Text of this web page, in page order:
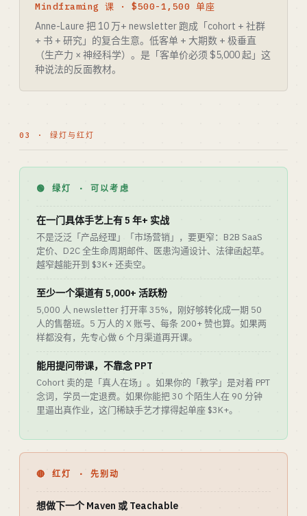
Mindframing 课 · $500-1,500 单座
Anne-Laure 把 10 万+ newsletter 跑成「cohort + 社群
+ 书 + 研究」的复合生意。低客单 + 大期数 + 极垂直
（生产力 × 神经科学）。是「客单价必须 $5,000 起」这
种说法的反面教材。
03 · 绿灯与红灯
🟢 绿灯 · 可以考虑
在一门具体手艺上有 5 年+ 实战
不是泛泛「产品经理」「市场营销」，要更窄：B2B SaaS
定价、D2C 全生命周期邮件、医患沟通设计、法律函起草。
越窄越能开到 $3K+ 还卖空。
至少一个渠道有 5,000+ 活跃粉
5,000 人 newsletter 打开率 35%，刚好够转化成一期 50
人的售罄班。5 万人的 X 账号、每条 200+ 赞也算。如果两
样都没有，先专心做 6 个月渠道再开课。
能用提问带课，不靠念 PPT
Cohort 卖的是「真人在场」。如果你的「教学」是对着 PPT
念词，学员一定退费。如果你能把 30 个陌生人在 90 分钟
里逼出真作业，这门稀缺手艺才撑得起单座 $3K+。
🔴 红灯 · 先别动
想做下一个 Maven 或 Teachable